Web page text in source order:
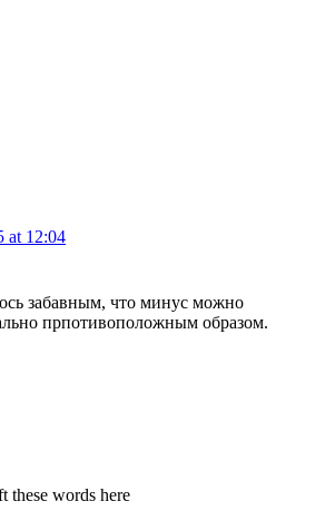
at 12:04
забавным, что минус можно
прпотивоположным образом.
these words here